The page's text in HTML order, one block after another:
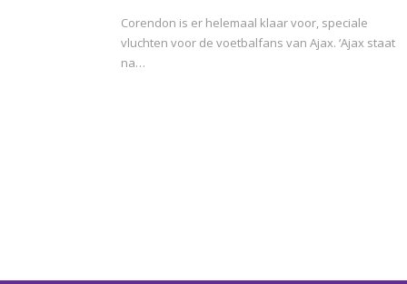
Corendon is er helemaal klaar voor, speciale
vluchten voor de voetbalfans van Ajax. ‘Ajax staat
na…